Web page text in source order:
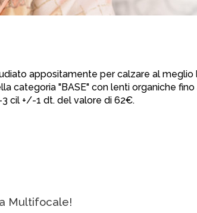
appositamente per calzare al meglio
categoria "BASE" con lenti organiche
cil +/-1 dt. del valore di 62€.
Multifocale!